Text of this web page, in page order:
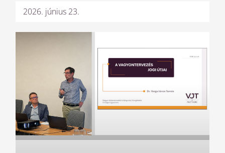
2026. június 23.